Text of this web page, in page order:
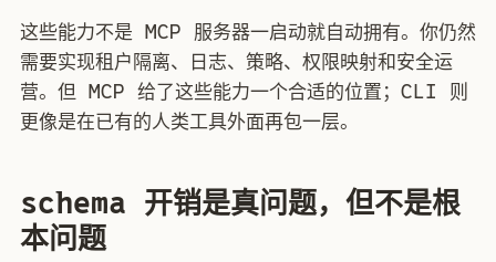
这些能力不是 MCP 服务器一启动就自动拥有。你仍然
需要实现租户隔离、日志、策略、权限映射和安全运
营。但 MCP 给了这些能力一个合适的位置；CLI 则
更像是在已有的人类工具外面再包一层。
schema 开销是真问题，但不是根
本问题